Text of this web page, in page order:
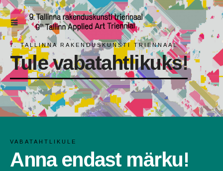
7. TALLINNA RAKENDUSKUNSTI TRIENNAAL
Tule vabatahtlikuks!
VABATAHTLIKULE
Anna endast märku!